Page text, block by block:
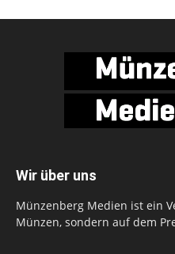
Wir über uns
Münzenberg Medien ist ein
Münzen, sondern auf dem